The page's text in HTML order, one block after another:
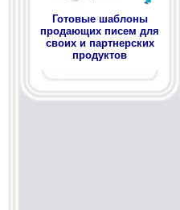
Готовые шаблоны
продающих писем для
своих и партнерских
продуктов